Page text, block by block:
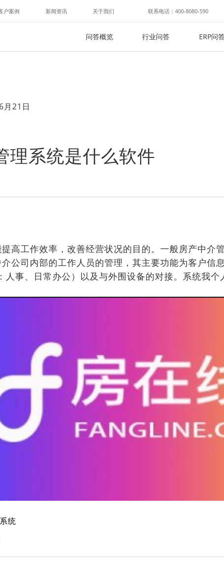
户案例 新闻资讯 关于我们 联系电话：400-8080-590
问答概览 行业问答 ERP问
21日
理系统是什么软件
高工作效率，改善经营状况的目的。一般房产中介
公司内部的工作人员的管理，其主要功能为客户信
人事、日常办公）以及与外围设备的对接。系统我
统